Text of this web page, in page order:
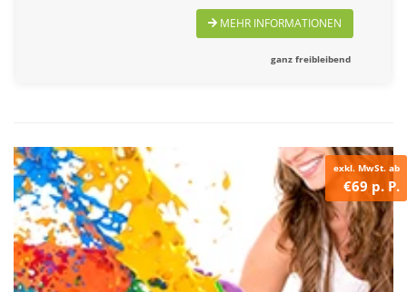
MEHR INFORMATIONEN
ganz freibleibend
exkl. MwSt. ab
€69 p. P.